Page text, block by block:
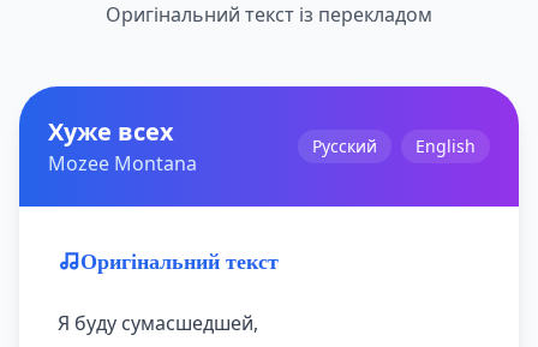
Оригінальний текст із перекладом
Хуже всех
Mozee Montana
Русский English
Оригінальний текст
Я буду сумасшедшей,